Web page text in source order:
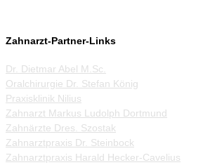
Zahnarzt-Partner-Links
Dr. Dietmar Abel M.Sc.
Oralchirurgie Dr. Stefan König
Praxisklinik Nilius
Zahnarzt Markus Ludolph Dortmund
Zahnärzte Dres. Szostak
Zahnarztpraxis Dr. Steinbock
Zahnarztpraxis Harald Hecker-Cavelius